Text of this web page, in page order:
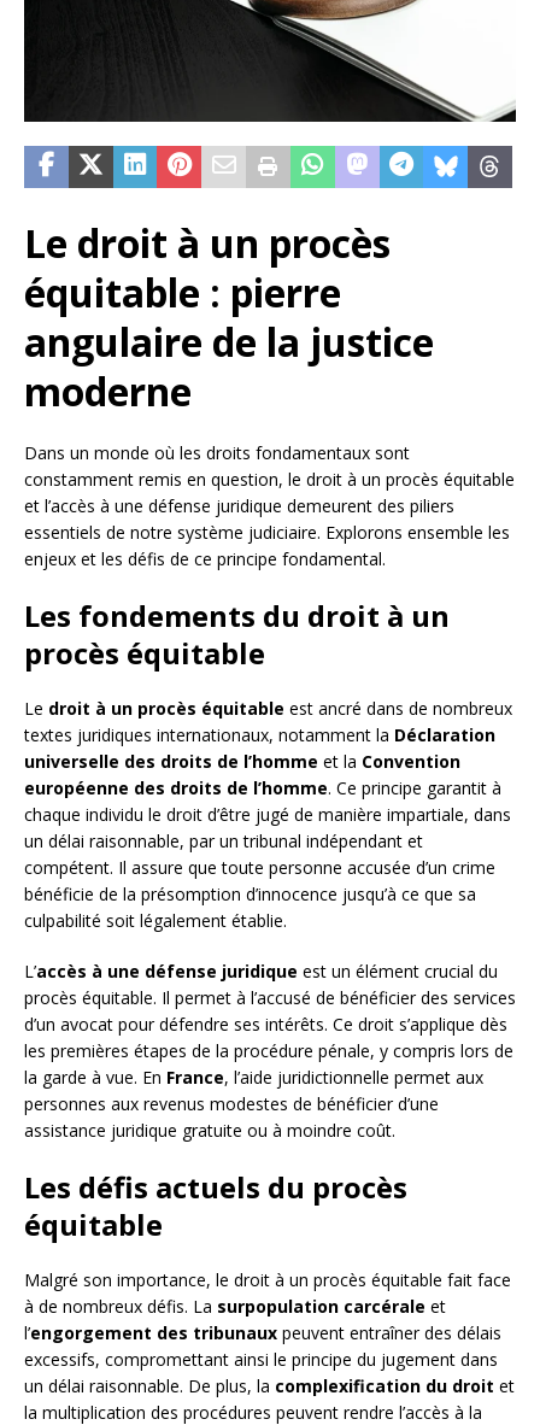
Le droit à un procès
équitable : pierre
angulaire de la justice
moderne
Dans un monde où les droits fondamentaux sont
constamment remis en question, le droit à un procès équitable
et l’accès à une défense juridique demeurent des piliers
essentiels de notre système judiciaire. Explorons ensemble les
enjeux et les défis de ce principe fondamental.
Les fondements du droit à un
procès équitable
Le droit à un procès équitable est ancré dans de nombreux
textes juridiques internationaux, notamment la Déclaration
universelle des droits de l’homme et la Convention
européenne des droits de l’homme. Ce principe garantit à
chaque individu le droit d’être jugé de manière impartiale, dans
un délai raisonnable, par un tribunal indépendant et
compétent. Il assure que toute personne accusée d’un crime
bénéficie de la présomption d’innocence jusqu’à ce que sa
culpabilité soit légalement établie.
L’accès à une défense juridique est un élément crucial du
procès équitable. Il permet à l’accusé de bénéficier des services
d’un avocat pour défendre ses intérêts. Ce droit s’applique dès
les premières étapes de la procédure pénale, y compris lors de
la garde à vue. En France, l’aide juridictionnelle permet aux
personnes aux revenus modestes de bénéficier d’une
assistance juridique gratuite ou à moindre coût.
Les défis actuels du procès
équitable
Malgré son importance, le droit à un procès équitable fait face
à de nombreux défis. La surpopulation carcérale et
l’engorgement des tribunaux peuvent entraîner des délais
excessifs, compromettant ainsi le principe du jugement dans
un délai raisonnable. De plus, la complexification du droit et
la multiplication des procédures peuvent rendre l’accès à la